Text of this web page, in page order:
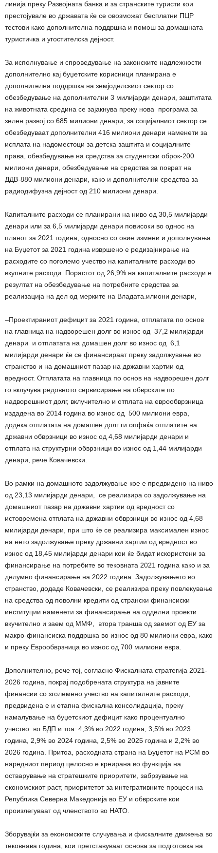
линија преку Развојната банка и за странските туристи кои
престојувале во државата ќе се овозможат бесплатни ПЦР
тестови како дополнителна поддршка и помош за домашната
туристичка и угостителска дејност.
За исполнување и спроведување на законските надлежности
дополнително кај буџетските корисници планирана е
дополнителна поддршка на земјоделскиот сектор со
обезбедување на дополнителни 3 милијарди денари, заштитата
на животната средина се зајакнува преку нова програма за
зелен развој со 685 милиони денари, за социјалниот сектор се
обезбедуваат дополнителни 416 милиони денари наменети за
исплата на надоместоци за детска заштита и социјалните
права, обезбедување на средства за студентски оброк-200
милиони денари, обезбедување на средства за поврат на
ДДВ-880 милиони денари, како и дополнителни средства за
радиодифузна дејност од 210 милиони денари.
Капиталните расходи се планирани на ниво од 30,5 милијарди
денари или за 6,5 милијарди денари повисоки во однос на
планот за 2021 година, односно со овие измени и дополнувања
на Буџетот за 2021 година извршено е редизајнирање на
расходите со поголемо учество на капиталните расходи во
вкупните расходи. Порастот од 26,9% на капиталните расходи е
резултат на обезбедување на потребните средства за
реализација на дел од мерките на Владата.илиони денари,
–Проектираниот дефицит за 2021 година, отплатата по основ
на главница на надворешен долг во износ од 37,2 милијарди
денари и отплатата на домашен долг во износ од 6,1
милијарди денари ќе се финансираат преку задолжување во
странство и на домашниот пазар на државни хартии од
вредност. Отплатата на главница по основ на надворешен долг
го вклучува редовното сервисирање на обврските по
надворешниот долг, вклучително и отплата на еврообврзница
издадена во 2014 година во износ од 500 милиони евра,
додека отплатата на домашен долг ги опфаќа отплатите на
државни обврзници во износ од 4,68 милијарди денари и
отплата на структурни обврзници во износ од 1,44 милијарди
денари, рече Ковачевски.
Во рамки на домашното задолжување кое е предвидено на ниво
од 23,13 милијарди денари, се реализира со задолжување на
домашниот пазар на државни хартии од вредност со
истовремена отплата на државни обврзници во износ од 4,68
милијарди денари, при што ќе се реализира максимален износ
на нето задолжување преку државни хартии од вредност во
износ од 18,45 милијарди денари кои ќе бидат искористени за
финансирање на потребите во тековната 2021 година како и за
делумно финансирање на 2022 година. Задолжувањето во
странство, додаде Ковачевски, се реализира преку повлекување
на средства од поволни кредити од странски финансиски
институции наменети за финансирање на одделни проекти
вкучително и заем од ММФ, втора транша од заемот од ЕУ за
макро-финансиска поддршка во износ од 80 милиони евра, како
и преку Еврообврзница во износ од 700 милиони евра.
Дополнително, рече тој, согласно Фискалната стратегија 2021-
2026 година, покрај подобрената структура на јавните
финансии со зголемено учество на капиталните расходи,
предвидена е и етапна фискална консолидација, преку
намалување на буџетскиот дефицит како процентуално
учество во БДП и тоа: 4,3% во 2022 година, 3,5% во 2023
година, 2,9% во 2024 година, 2,5% во 2025 година и 2,2% во
2026 година. Притоа, расходната страна на Буџетот на РСМ во
наредниот период целосно е креирана во функција на
остварување на стратешките приоритети, забрзување на
економскиот раст, приоритетот за интегративните процеси на
Република Северна Македонија во ЕУ и обврските кои
произлегуваат од членството во НАТО.
Зборувајќи за економските случувања и фискалните движења во
тековнава година, кои претставуваат основа за подготовка на